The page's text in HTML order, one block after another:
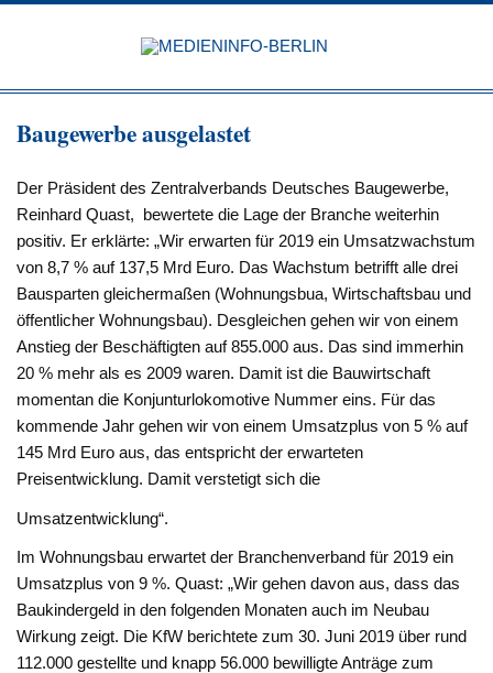
Zum
Baugewerbe ausgelastet
Der Präsident des Zentralverbands Deutsches Baugewerbe,
Reinhard Quast, bewertete die Lage der Branche weiterhin
positiv. Er erklärte: „Wir erwarten für 2019 ein Umsatzwachstum
von 8,7 % auf 137,5 Mrd Euro. Das Wachstum betrifft alle drei
Bausparten gleichermaßen (Wohnungsbua, Wirtschaftsbau und
öffentlicher Wohnungsbau). Desgleichen gehen wir von einem
Anstieg der Beschäftigten auf 855.000 aus. Das sind immerhin
20 % mehr als es 2009 waren. Damit ist die Bauwirtschaft
momentan die Konjunturlokomotive Nummer eins. Für das
kommende Jahr gehen wir von einem Umsatzplus von 5 % auf
145 Mrd Euro aus, das entspricht der erwarteten
Preisentwicklung. Damit verstetigt sich die
Umsatzentwicklung“.
Im Wohnungsbau erwartet der Branchenverband für 2019 ein
Umsatzplus von 9 %. Quast: „Wir gehen davon aus, dass das
Baukindergeld in den folgenden Monaten auch im Neubau
Wirkung zeigt. Die KfW berichtete zum 30. Juni 2019 über rund
112.000 gestellte und knapp 56.000 bewilligte Anträge zum